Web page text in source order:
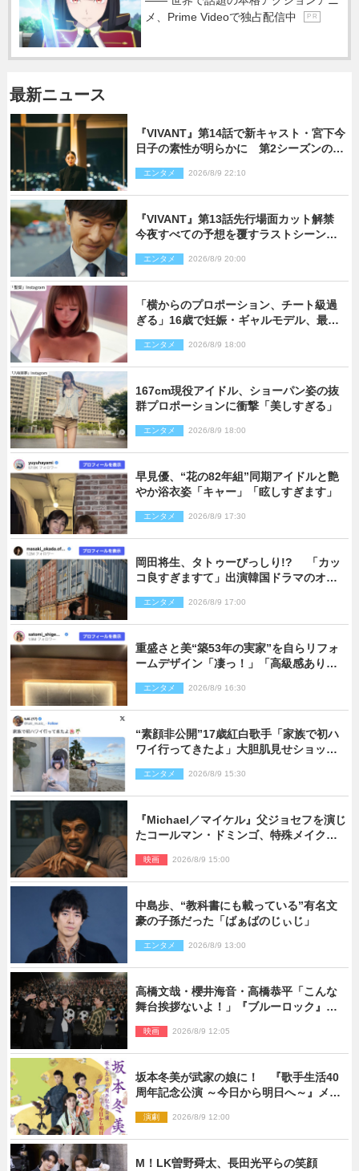
メ、Prime Videoで独占配信中
P R
最新ニュース
『VIVANT』第14話で新キャスト・宮下今
日子の素性が明らかに 第2シーズンのキ
エンタメ 2026/8/9 22:10
『VIVANT』第13話先行場面カット解禁
今夜すべての予想を覆すラストシーン
エンタメ 2026/8/9 20:00
「横からのプロポーション、チート級過
ぎる」16歳で妊娠・ギャルモデル、最新
エンタメ 2026/8/9 18:00
167cm現役アイドル、ショーパン姿の抜
群プロポーションに衝撃「美しすぎる」
エンタメ 2026/8/9 18:00
早見優、“花の82年組”同期アイドルと艶
やか浴衣姿「キャー」「眩しすぎます」
エンタメ 2026/8/9 17:30
岡田将生、タトゥーびっしり!? 「カッ
コ良すぎますて」出演韓国ドラマのオフ
エンタメ 2026/8/9 17:00
重盛さと美“築53年の実家”を自らリフォ
ームデザイン「凄っ！」「高級感ありま
エンタメ 2026/8/9 16:30
“素顔非公開”17歳紅白歌手「家族で初ハ
ワイ行ってきたよ」大胆肌見せショット
エンタメ 2026/8/9 15:30
『Michael／マイケル』父ジョセフを演じ
たコールマン・ドミンゴ、特殊メイクに2
映画 2026/8/9 15:00
中島歩、“教科書にも載っている”有名文
豪の子孫だった「ばぁばのじぃじ」
エンタメ 2026/8/9 13:00
高橋文哉・櫻井海音・高橋恭平「こんな
舞台挨拶ないよ！」『ブルーロック』自
映画 2026/8/9 12:05
坂本冬美が武家の娘に！ 『歌手生活40
周年記念公演 ～今日から明日へ～』メイ
演劇 2026/8/9 12:00
M！LK曽野舜太、長田光平らの笑顔